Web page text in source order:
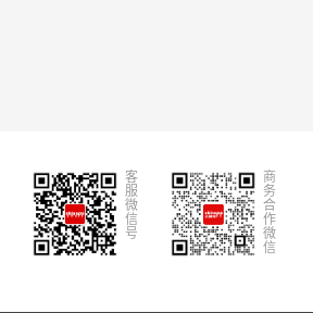
客
服
微
信
号
商
务
合
作
微
信